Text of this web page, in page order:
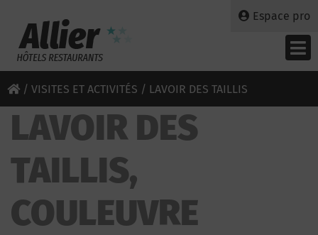
Espace pro
/ VISITES ET ACTIVITÉS / LAVOIR DES TAILLIS
LAVOIR DES
TAILLIS,
COULEUVRE